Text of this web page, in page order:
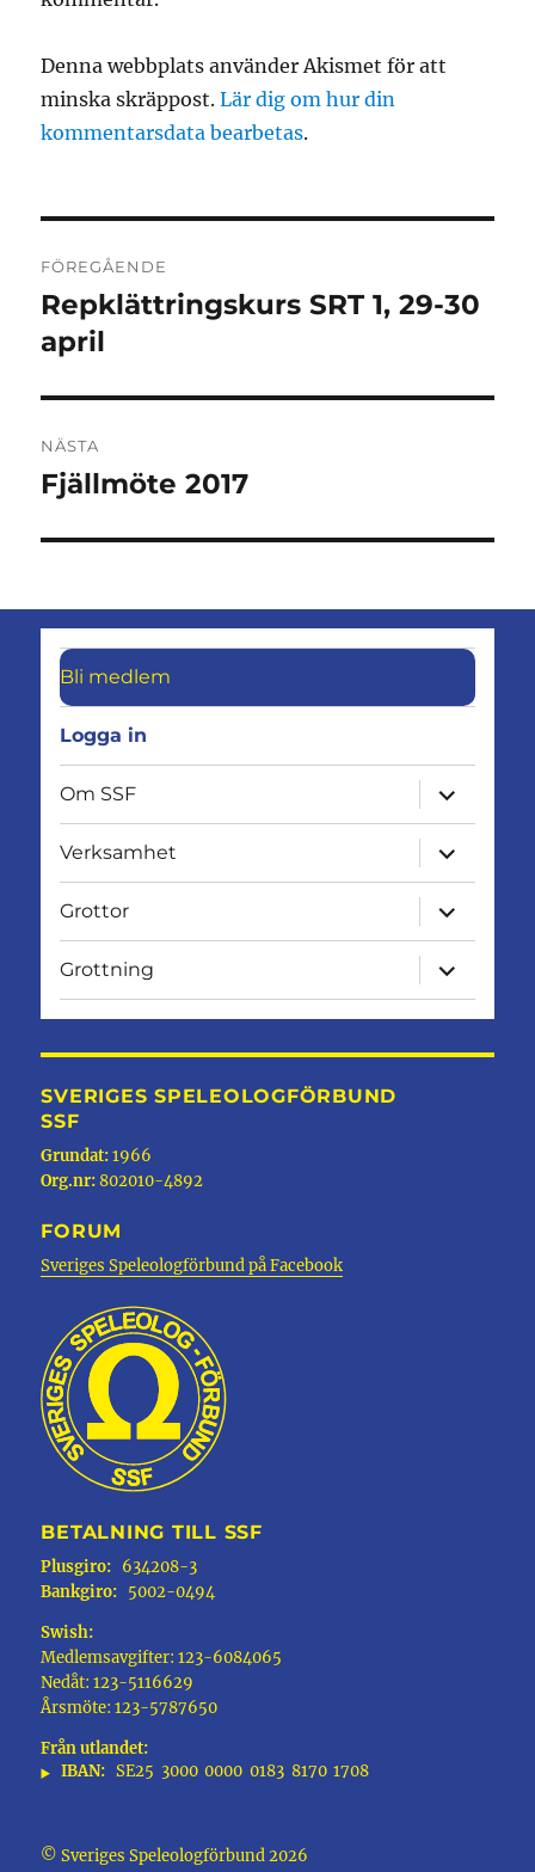
Denna webbplats använder Akismet för att
minska skräppost.Lär dig om hur din
kommentarsdata bearbetas.
FÖREGÅENDE
Föregående
inlägg:
Repklättringskurs SRT 1, 29-30
april
NÄSTA
Nästa
Fjällmöte 2017
Bli medlem
Logga in
Om SSF
expandera
Verksamhet
expandera
Grottor
expandera
Grottning
expandera
SVERIGES SPELEOLOGFÖRBUND
SSF
Grundat:1966
Org.nr:802010-4892
FORUM
Sveriges Speleologförbund på Facebook
BETALNING TILL SSF
Plusgiro: 634208-3
Bankgiro: 5002-0494
Swish:
Medlemsavgifter: 123-6084065
Nedåt: 123-5116629
Årsmöte: 123-5787650
Från utlandet:
IBAN: SE25 3000 0000 0183 8170 1708
© Sveriges Speleologförbund 2026